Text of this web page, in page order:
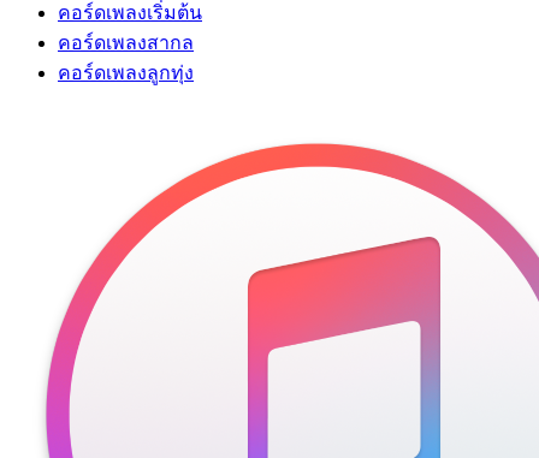
คอร์ดเพลงเริ่มต้น
คอร์ดเพลงสากล
คอร์ดเพลงลูกทุ่ง